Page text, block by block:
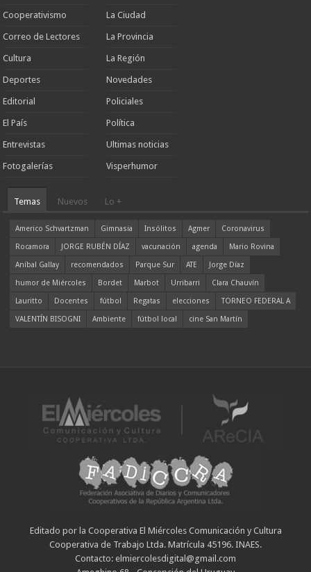
Cooperativismo
Correo de Lectores
Cultura
Deportes
Editorial
El País
Entrevistas
Fotogalerías
La Ciudad
La Provincia
La Región
Novedades
Policiales
Política
Ultimas noticias
Visperhumor
Temas Nuevos Lo +
Americo Schvartzman Gimnasia Insólitos Agmer
Coronavirus
Rocamora
JORGE RUBÉN DÍAZ vacunación agenda
Mario Rovina
Aníbal Gallay
recomendados Parque Sur ATE
Jorge Díaz
humor de Miércoles
Bordet Marbot Urribarri
Clara Chauvín
Lauritto
Docentes fútbol Regatas elecciones
TORNEO FEDERAL A
VALENTÍN BISOGNI
Ambiente fútbol local cine San Martín
Editado por la Cooperativa El Miércoles Comunicación y Cultura
Cooperativa de Trabajo Ltda. Matrícula 45196. INAES.
Contacto: elmiercolesdigital@gmail.com